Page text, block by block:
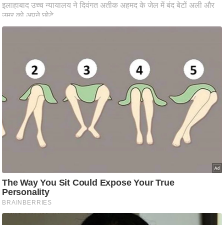
भ
आ
चा
र
स
मी